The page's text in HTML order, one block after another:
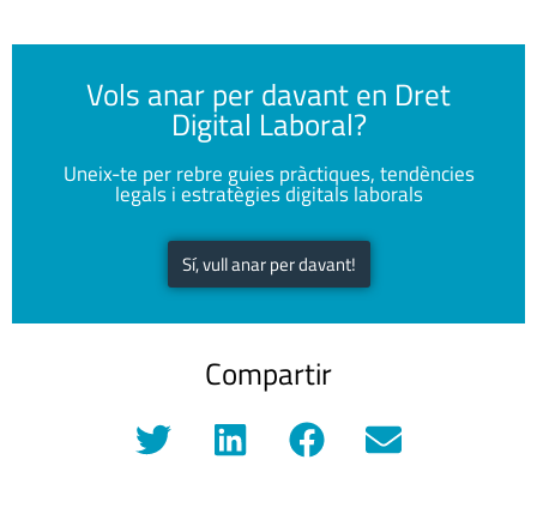
Vols anar per davant en Dret
Digital Laboral?
Uneix-te per rebre guies pràctiques, tendències
legals i estratègies digitals laborals
Sí, vull anar per davant!
Compartir